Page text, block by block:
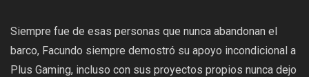
Siempre fue de esas personas que nunca abandonan el
barco, Facundo siempre demostró su apoyo incondicional a
Plus Gaming, incluso con sus proyectos propios nunca dejo